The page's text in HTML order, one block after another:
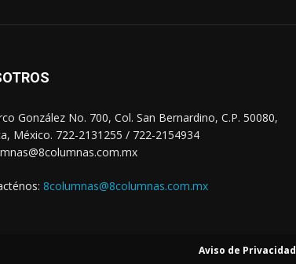
González No. 700, Col. San Bernardino, C.P. 50080,
México. 722-2131255 / 722-2154934
8columnas@8columnas.com.mx
Aviso de Privacidad